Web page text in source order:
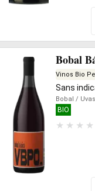
Bobal
Vinos Bio
Sans
Bobal /
BIO